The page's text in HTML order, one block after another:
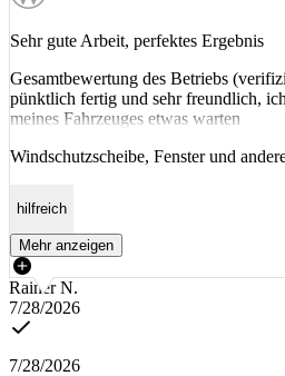
Sehr gute Arbeit, perfektes Ergebnis
Gesamtbewertung des Betriebs
pünktlich fertig und sehr freundlich,
meines Fahrzeuges etwas warten
Windschutzscheibe, Fenster und
hilfreich
Mehr anzeigen
Rainer N.
7/28/2026
7/28/2026